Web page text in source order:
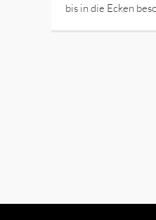
bis in die Ecken